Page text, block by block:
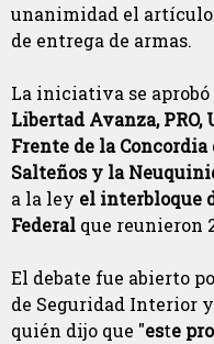
unanimidad el
de entrega de armas.
La iniciativa se aprobó
Libertad Avanza,
Frente de la
Salteños y la
a la ley el interbloque
Federal que reunieron
El debate fue abierto
de Seguridad Interior
quién dijo que "este